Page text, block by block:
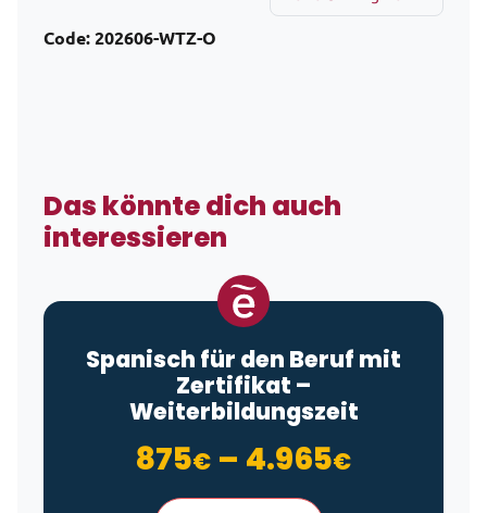
Code: 202606-WTZ-O
Das könnte dich auch
interessieren
Spanisch für den Beruf mit
Zertifikat –
Weiterbildungszeit
875€ – 4.965€